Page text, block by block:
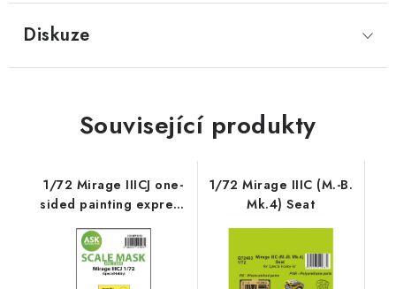
Diskuze
Související produkty
1/72 Mirage IIICJ one-
sided painting express
mask for Special
Hobby
1/72 Mirage IIIC (M.-B.
Mk.4) Seat